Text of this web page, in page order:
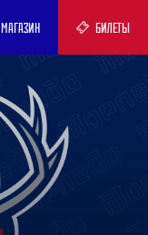
МАГАЗИН БИЛЕТЫ